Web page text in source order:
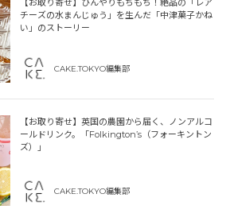
【お取り寄せ】ひんやりもちもち！絶品の「レア
チーズの水まんじゅう」を生んだ「中津菓子かね
い」のストーリー
CAKE.TOKYO編集部
【お取り寄せ】英国の農園から届く、ノンアルコ
ールドリンク。「Folkington’s（フォーキントン
ズ）」
CAKE.TOKYO編集部